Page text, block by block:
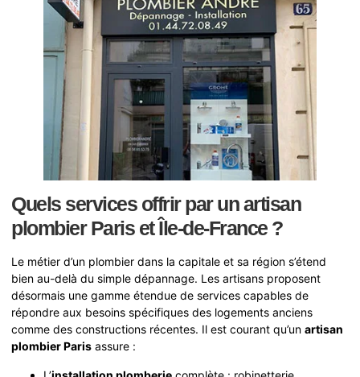
Quels services offrir par un artisan
plombier Paris et Île-de-France ?
Le métier d’un plombier dans la capitale et sa région s’étend
bien au-delà du simple dépannage. Les artisans proposent
désormais une gamme étendue de services capables de
répondre aux besoins spécifiques des logements anciens
comme des constructions récentes. Il est courant qu’un artisan
plombier Paris assure :